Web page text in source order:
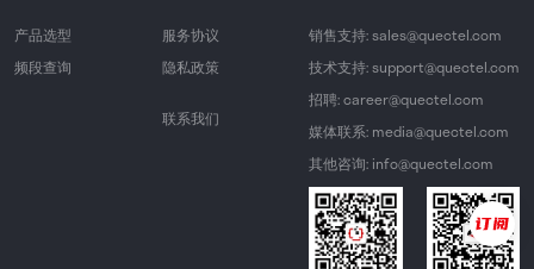
产品选型
频段查询
服务协议
隐私政策
联系我们
销售支持: sales@quectel.com
技术支持: support@quectel.com
招聘: career@quectel.com
媒体联系: media@quectel.com
其他咨询: info@quectel.com